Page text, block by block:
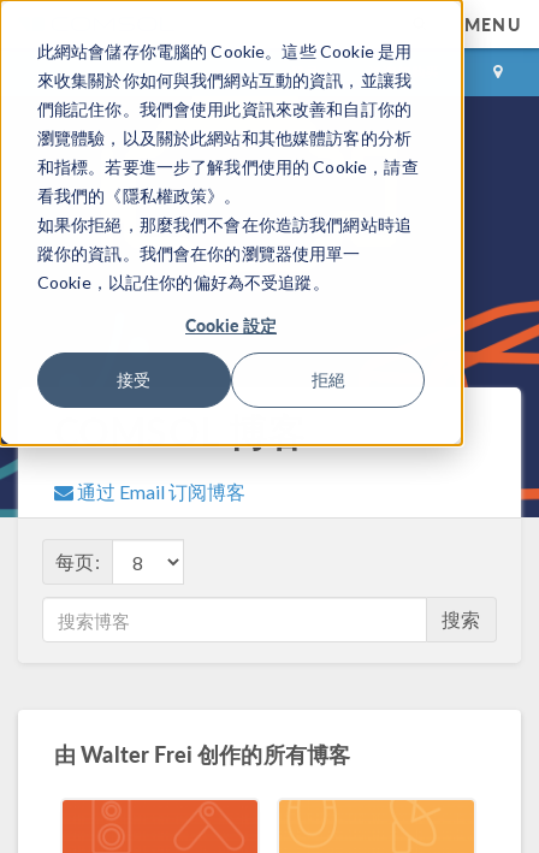
此網站會儲存你電腦的 Cookie。這些 Cookie 是用
來收集關於你如何與我們網站互動的資訊，並讓我
們能記住你。我們會使用此資訊來改善和自訂你的
瀏覽體驗，以及關於此網站和其他媒體訪客的分析
和指標。若要進一步了解我們使用的 Cookie，請查
看我們的《隱私權政策》。
如果你拒絕，那麼我們不會在你造訪我們網站時追
蹤你的資訊。我們會在你的瀏覽器使用單一
Cookie，以記住你的偏好為不受追蹤。
Cookie 設定
接受 拒絕
MENU
登录 咨询与购买
COMSOL 博客
通过 Email 订阅博客
每页:
搜索
由Walter Frei 创作的所有博客